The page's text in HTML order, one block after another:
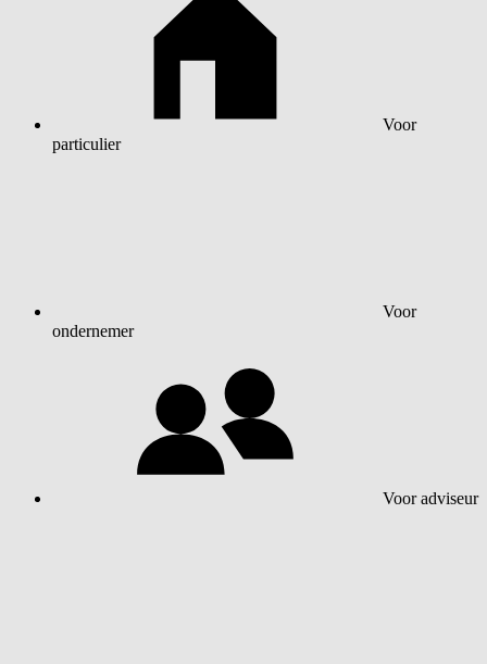
Voor
particulier
Voor
ondernemer
Voor adviseur